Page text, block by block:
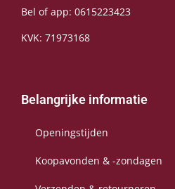
Bel of app: 0615223423
KVK: 71973168
Belangrijke informatie
Openingstijden
Koopavonden & -zondagen